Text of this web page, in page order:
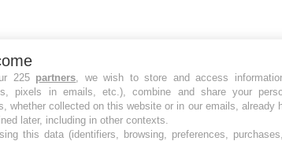
225 partners, we wish to store and access
pixels in emails, etc.), combine and share your
whether collected on this website or in our emails, already
later, including in other contexts.
this data (identifiers, browsing, preferences,